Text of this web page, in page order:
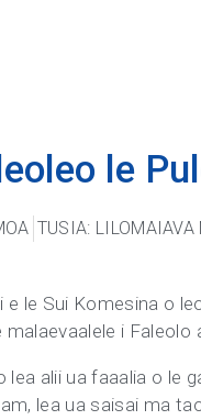
le
TUSIA: LILOMAIAVA
e le Sui Komesina o
malaevaalele i
lea alii ua faaalia o le
lea ua saisai ma